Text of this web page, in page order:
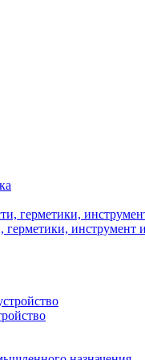
инструмент